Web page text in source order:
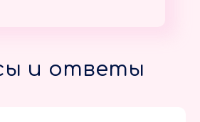
и ответы